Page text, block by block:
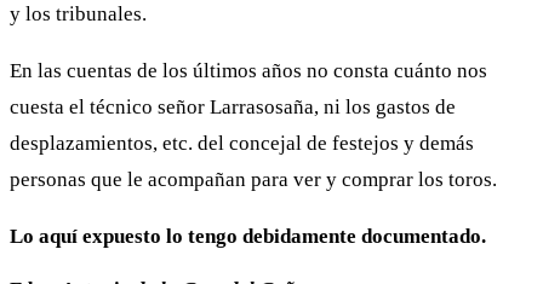
y los tribunales.
En las cuentas de los últimos años no consta cuánto nos
cuesta el técnico señor Larrasosaña, ni los gastos de
desplazamientos, etc. del concejal de festejos y demás
personas que le acompañan para ver y comprar los toros.
Lo aquí expuesto lo tengo debidamente documentado.